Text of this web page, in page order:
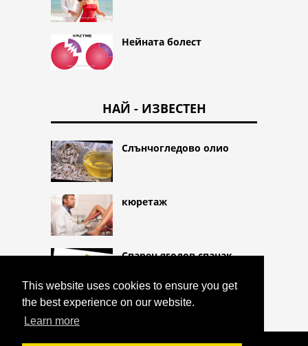
This website uses cookies to ensure you get
the best experience on our website.
Learn more
Нейната болест
НАЙ - ИЗВЕСТЕН
Слънчогледово олио
кюретаж
Спарен ягодов спанак